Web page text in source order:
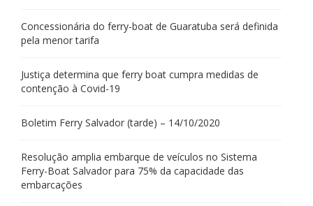
Concessionária do ferry-boat de Guaratuba será definida
pela menor tarifa
Justiça determina que ferry boat cumpra medidas de
contenção à Covid-19
Boletim Ferry Salvador (tarde) – 14/10/2020
Resolução amplia embarque de veículos no Sistema
Ferry-Boat Salvador para 75% da capacidade das
embarcações